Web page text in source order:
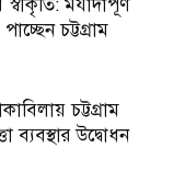
চট্টগ্রাম
চট্টগ্রাম
ব্যবস্থার উদ্বোধন